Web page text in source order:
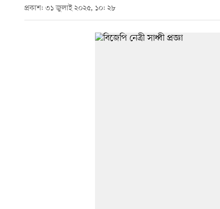
প্রকাশ: ৩১ জুলাই ২০২৫, ১০: ২৮